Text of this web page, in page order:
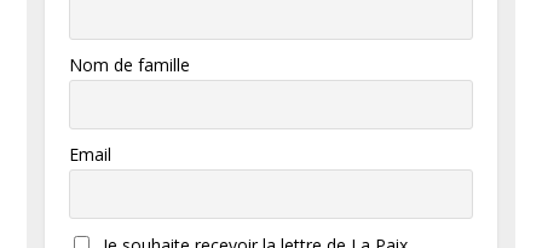
Nom de famille
Email